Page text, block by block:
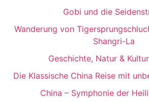
Gobi und die
Wanderung von
Shangri-La
Geschichte, Natur &
Die Klassische China Reise mit
China – Symphonie der